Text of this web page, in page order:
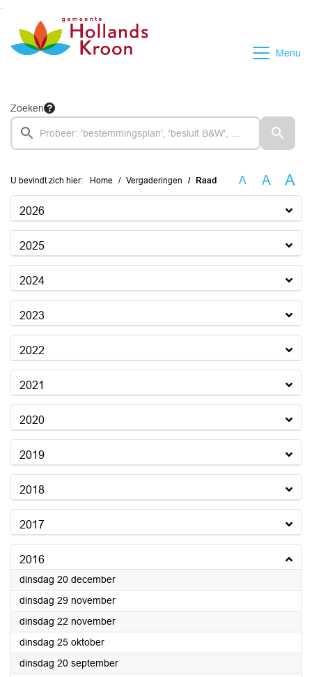
Ga naar de inhoud van deze pagina
Menu
Zoeken
U bevindt zich hier: Home Vergaderingen Raad A A A
2026
2025
2024
2023
2022
2021
2020
2019
2018
2017
2016
dinsdag 20 december2016
dinsdag 29 november2016
dinsdag 22 november2016
dinsdag 25 oktober2016
dinsdag 20 september2016